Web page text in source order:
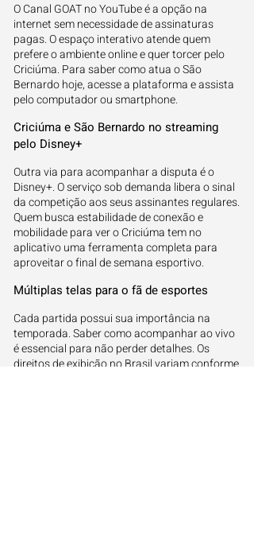
O Canal GOAT no YouTube é a opção na
internet sem necessidade de assinaturas
pagas. O espaço interativo atende quem
prefere o ambiente online e quer torcer pelo
Criciúma. Para saber como atua o São
Bernardo hoje, acesse a plataforma e assista
pelo computador ou smartphone.
Criciúma e São Bernardo no streaming
pelo Disney+
Outra via para acompanhar a disputa é o
Disney+. O serviço sob demanda libera o sinal
da competição aos seus assinantes regulares.
Quem busca estabilidade de conexão e
mobilidade para ver o Criciúma tem no
aplicativo uma ferramenta completa para
aproveitar o final de semana esportivo.
Múltiplas telas para o fã de esportes
Cada partida possui sua importância na
temporada. Saber como acompanhar ao vivo
é essencial para não perder detalhes. Os
direitos de exibição no Brasil variam conforme